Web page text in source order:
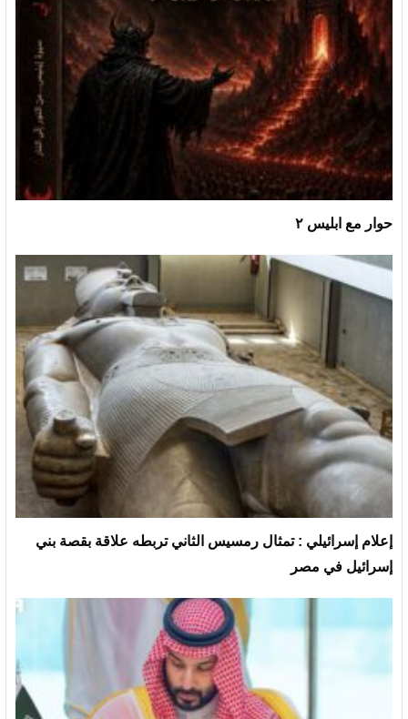
حوار مع ابليس ٢
إعلام إسرائيلي : تمثال رمسيس الثاني تربطه علاقة بقصة بني
إسرائيل في مصر